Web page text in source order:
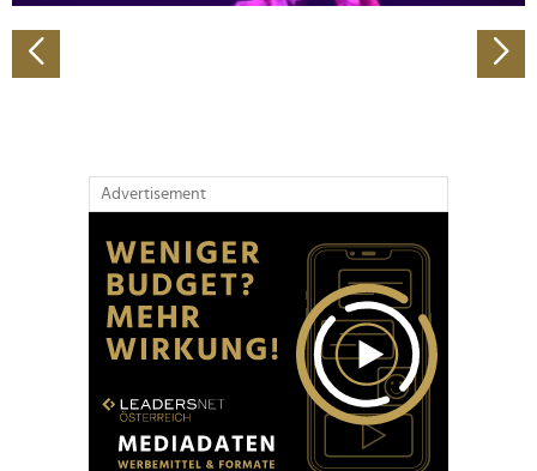
Verwendung unserer Website an unsere Partner für
soziale Medien, Werbung und Analysen weiter. Unsere
Partner führen diese Informationen möglicherweise mit
Advertisement